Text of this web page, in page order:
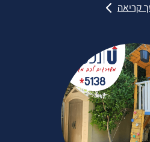
קריאה